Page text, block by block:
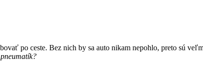
po ceste. Bez nich by sa auto nikam nepohlo, preto sú